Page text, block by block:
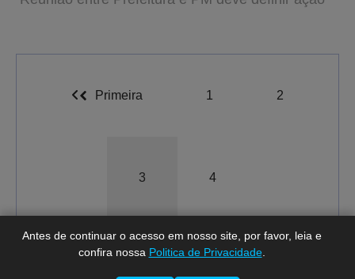
Antes de continuar o acesso em nosso site, por favor, leia e
confira nossa Politica de Privacidade.
Primeira 1 2
3 4
Total de registros:57. Última